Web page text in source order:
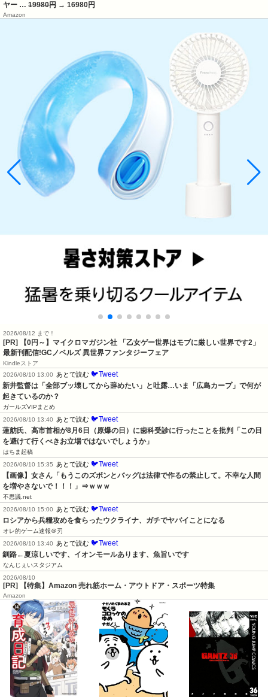
ヤー … 19980円 → 16980円
Amazon
2026/08/12 まで！
[PR] 【0円～】マイクロマガジン社 「乙女ゲー世界はモブに厳しい世界です2」
最新刊配信!GCノベルズ 異世界ファンタジーフェア
Kindleストア
2026/08/10 13:00
あとで読む 🐦Tweet
新井監督は「全部ブッ壊してから辞めたい」と吐露…いま「広島カープ」で何が
起きているのか？
ガールズVIPまとめ
2026/08/10 13:40
あとで読む 🐦Tweet
蓮舫氏、高市首相が8月6日（原爆の日）に歯科受診に行ったことを批判「この日
を避けて行くべきお立場ではないでしょうか」
はちま起稿
2026/08/10 15:35
あとで読む 🐦Tweet
【画像】女さん「もうこのズボンとバッグは法律で作るの禁止して。不幸な人間
を増やさないで！！！」⇒ｗｗｗ
不思議.net
2026/08/10 15:00
あとで読む 🐦Tweet
ロシアから兵糧攻めを食らったウクライナ、ガチでヤバイことになる
オレ的ゲーム速報＠刃
2026/08/10 13:40
あとで読む 🐦Tweet
釧路←夏涼しいです、イオンモールあります、魚旨いです
なんじぇいスタジアム
2026/08/10
[PR] 【特集】Amazon 売れ筋ホーム・アウトドア・スポーツ特集
Amazon